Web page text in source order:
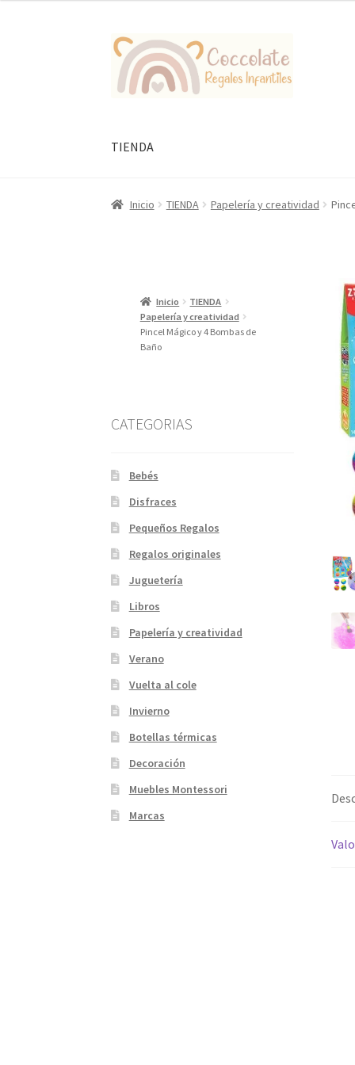
Ir
la
Ir
al
contenido
TIENDA
Inicio TIENDA Papelería y creatividad
Inicio
TIENDA
Papelería y creatividad
Pincel Mágico y 4 Bombas de
Baño
CATEGORIAS
Bebés
Disfraces
Pequeños Regalos
Regalos originales
Juguetería
Libros
Papelería y creatividad
Verano
Vuelta al cole
Invierno
Botellas térmicas
Decoración
Muebles Montessori
Marcas